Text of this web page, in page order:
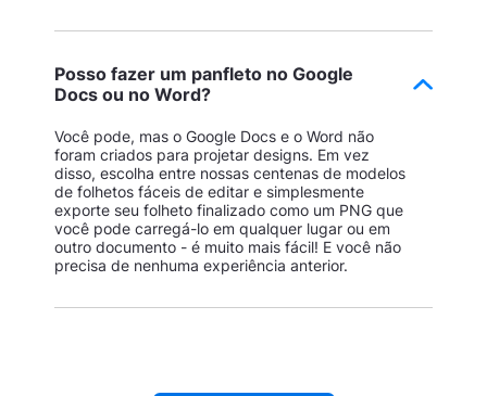
Posso fazer um panfleto no Google
Docs ou no Word?
Você pode, mas o Google Docs e o Word não
foram criados para projetar designs. Em vez
disso, escolha entre nossas centenas de modelos
de folhetos fáceis de editar e simplesmente
exporte seu folheto finalizado como um PNG que
você pode carregá-lo em qualquer lugar ou em
outro documento - é muito mais fácil! E você não
precisa de nenhuma experiência anterior.